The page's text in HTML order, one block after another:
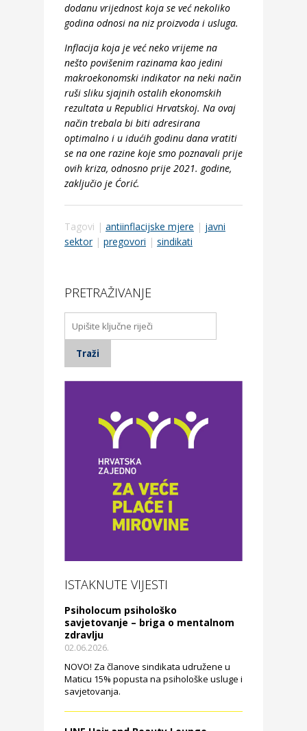
dodanu vrijednost koja se već nekoliko
godina odnosi na niz proizvoda i usluga.
Inflacija koja je već neko vrijeme na
nešto povišenim razinama kao jedini
makroekonomski indikator na neki način
ruši sliku sjajnih ostalih ekonomskih
rezultata u Republici Hrvatskoj. Na ovaj
način trebala bi biti adresirana
optimalno i u idućih godinu dana vratiti
se na one razine koje smo poznavali prije
ovih kriza, odnosno prije 2021. godine,
zaključio je Ćorić.
Tagovi | antiinflacijske mjere | javni
sektor| pregovori | sindikati
PRETRAŽIVANJE
ISTAKNUTE VIJESTI
Psiholocum psihološko
savjetovanje – briga o mentalnom
zdravlju
02.06.2026.
NOVO! Za članove sindikata udružene u
Maticu 15% popusta na psihološke usluge i
savjetovanja.